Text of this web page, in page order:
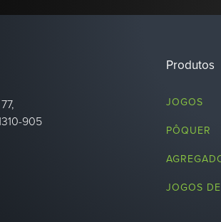
905
Produtos
JOGOS
PÔQUER
JOGOS